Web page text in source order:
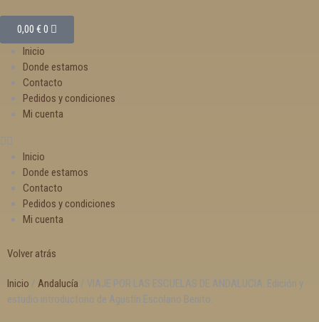
0,00 €0
Inicio
Donde estamos
Contacto
Pedidos y condiciones
Mi cuenta
Inicio
Donde estamos
Contacto
Pedidos y condiciones
Mi cuenta
Volver atrás
Inicio / Andalucía / VIAJE POR LAS ESCUELAS DE ANDALUCIA. Edición y
estudio introductorio de Agustín Escolano Benito.